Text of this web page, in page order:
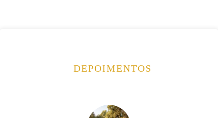
DEPOIMENTOS